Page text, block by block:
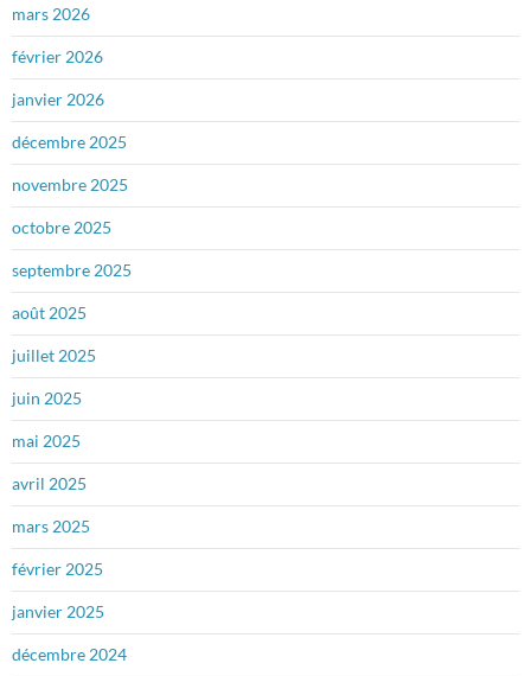
mars 2026
février 2026
janvier 2026
décembre 2025
novembre 2025
octobre 2025
septembre 2025
août 2025
juillet 2025
juin 2025
mai 2025
avril 2025
mars 2025
février 2025
janvier 2025
décembre 2024